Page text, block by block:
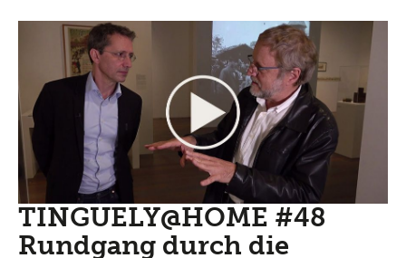
TINGUELY@HOME #48
Rundgang durch die